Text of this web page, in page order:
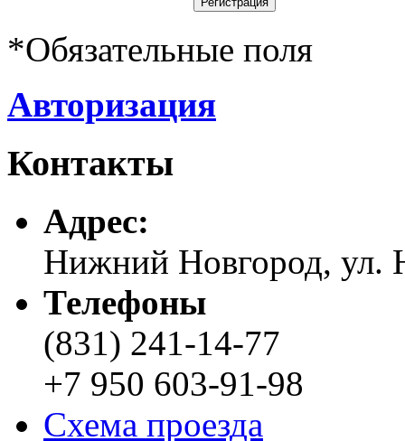
*Обязательные поля
Авторизация
Контакты
Адреc:
Нижний Новгород, ул.
Телефоны
(831) 241-14-77
+7 950 603-91-98
Схема проезда